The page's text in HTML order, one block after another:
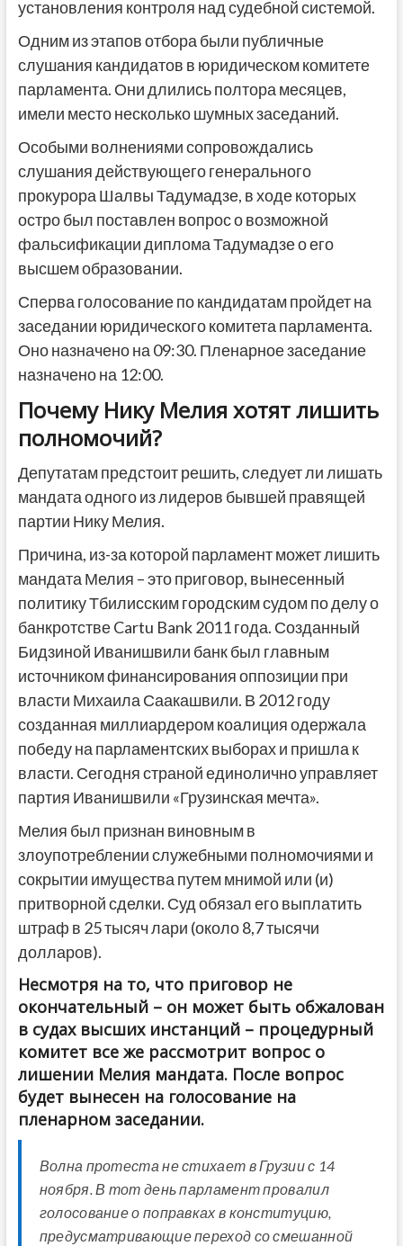
установления контроля над судебной системой.
Одним из этапов отбора были публичные
слушания кандидатов в юридическом комитете
парламента. Они длились полтора месяцев,
имели место несколько шумных заседаний.
Особыми волнениями сопровождались
слушания действующего генерального
прокурора Шалвы Тадумадзе, в ходе которых
остро был поставлен вопрос о возможной
фальсификации диплома Тадумадзе о его
высшем образовании.
Сперва голосование по кандидатам пройдет на
заседании юридического комитета парламента.
Оно назначено на 09:30. Пленарное заседание
назначено на 12:00.
Почему Нику Мелия хотят лишить
полномочий?
Депутатам предстоит решить, следует ли лишать
мандата одного из лидеров бывшей правящей
партии Нику Мелия.
Причина, из-за которой парламент может лишить
мандата Мелия – это приговор, вынесенный
политику Тбилисским городским судом по делу о
банкротстве Cartu Bank 2011 года. Созданный
Бидзиной Иванишвили банк был главным
источником финансирования оппозиции при
власти Михаила Саакашвили. В 2012 году
созданная миллиардером коалиция одержала
победу на парламентских выборах и пришла к
власти. Сегодня страной единолично управляет
партия Иванишвили «Грузинская мечта».
Мелия был признан виновным в
злоупотреблении служебными полномочиями и
сокрытии имущества путем мнимой или (и)
притворной сделки. Суд обязал его выплатить
штраф в 25 тысяч лари (около 8,7 тысячи
долларов).
Несмотря на то, что приговор не
окончательный – он может быть обжалован
в судах высших инстанций – процедурный
комитет все же рассмотрит вопрос о
лишении Мелия мандата. После вопрос
будет вынесен на голосование на
пленарном заседании.
Волна протеста не стихает в Грузии с 14
ноября. В тот день парламент провалил
голосование о поправках в конституцию,
предусматривающие переход со смешанной